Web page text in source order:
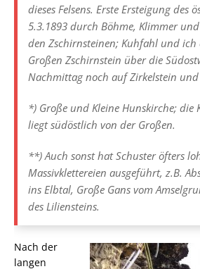
dieses Felsens. Erste Ersteigung des
5.3.1893 durch Böhme, Klimmer
den Zschirnsteinen; Kuhfahl und ich
Großen Zschirnstein über die
Nachmittag noch auf Zirkelstein und
*) Große und Kleine Hunskirche; die
liegt südöstlich von der Großen.
**) Auch sonst hat Schuster öfters
Massivklettereien ausgeführt, z.B.
ins Elbtal, Große Gans vom
des Liliensteins.
Nach der
langen